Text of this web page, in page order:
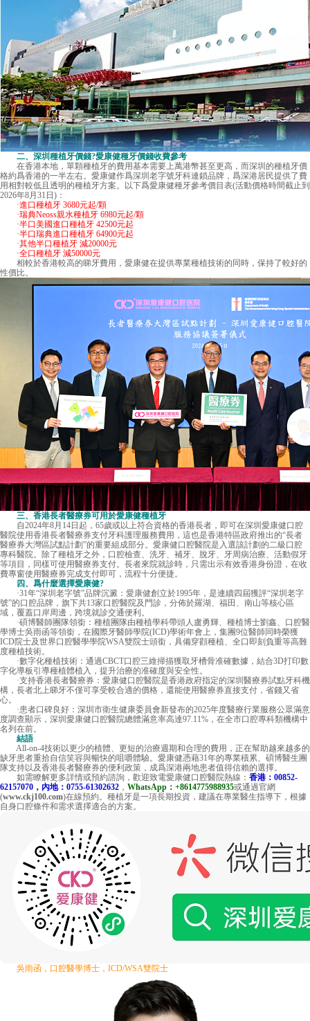
二、 深圳種植牙價錢?愛康健種牙價錢收費參考
在香港本地，單顆種植牙的費用基本需要上萬港幣甚至更高，而深圳的種植牙價
格約爲香港的一半左右。愛康健作爲深圳老字號牙科連鎖品牌，爲深港居民提供了費
用相對較低且透明的種植牙方案。以下爲愛康健種牙參考價目表(活動價格時間截止到
2026年8月31日)：
·進口種植牙 3680元起/顆
·瑞典Neoss親水種植牙 6980元起/顆
·半口美國進口種植牙 42500元起
·半口瑞典進口種植牙 64900元起
·其他半口種植牙 減20000元
·全口種植牙 減50000元
相較於香港較高的睇牙費用，愛康健在提供專業種植技術的同時，保持了較好的
性價比。
三、香港長者醫療券可用於愛康健種植牙
自2024年8月14日起，65歲或以上符合資格的香港長者，即可在深圳愛康健口腔
醫院使用香港長者醫療券支付牙科護理服務費用，這也是香港特區政府推出的“長者
醫療券大灣區試點計劃”的重要組成部分。愛康健口腔醫院是入選該計劃的二級口腔
專科醫院。除了種植牙之外，口腔檢查、洗牙、補牙、脫牙、牙周病治療、活動假牙
等項目，同樣可使用醫療券支付。長者來院就診時，只需出示有效香港身份證，在收
費專窗使用醫療券完成支付即可，流程十分便捷。
四、爲什麼選擇愛康健?
·31年“深圳老字號”品牌沉澱： 愛康健創立於1995年，是連續四屆獲評“深圳老字
號”的口腔品牌，旗下共13家口腔醫院及門診，分佈於羅湖、福田、南山等核心區
域，覆蓋口岸周邊，跨境就診交通便利。
·碩博醫師團隊領銜：種植團隊由種植學科帶頭人盧勇輝、種植博士劉鑫、口腔醫
學博士吳雨函等領銜，在國際牙醫師學院(ICD)學術年會上，集團9位醫師同時榮獲
ICD院士及世界口腔醫學學院WSA雙院士頭銜，具備穿顴種植、全口即刻負重等高難
度種植技術。
·數字化種植技術：通過CBCT口腔三維掃描獲取牙槽骨准確數據，結合3D打印數
字化導板引導種植體植入，提升治療的准確度與安全性。
·支持香港長者醫療券：愛康健口腔醫院是香港政府指定的深圳醫療券試點牙科機
構，長者北上睇牙不僅可享受較合適的價格，還能使用醫療券直接支付，省錢又省
心。
·患者口碑良好：深圳市衛生健康委員會新發布的2025年度醫療行業服務公眾滿意
度調查顯示，深圳愛康健口腔醫院總體滿意率高達97.11%，在全市口腔專科類機構中
名列在前。
結語
All-on-4技術以更少的植體、更短的治療週期和合理的費用，正在幫助越來越多的
缺牙患者重拾自信笑容與暢快的咀嚼體驗。愛康健憑藉31年的專業積累、碩博醫生團
隊支持以及香港長者醫療券的便利政策，成爲深港兩地患者值得信賴的選擇。
如需瞭解更多詳情或預約諮詢，歡迎致電愛康健口腔醫院熱線： 香港：00852-
62157070，內地：0755-61302632 ， WhatsApp：+8614775988935或通過官網
(www.ckj100.com)在線預約。種植牙是一項長期投資，建議在專業醫生指導下，根據
自身口腔條件和需求選擇適合的方案。
吳雨函，口腔醫學博士，ICD/WSA雙院士